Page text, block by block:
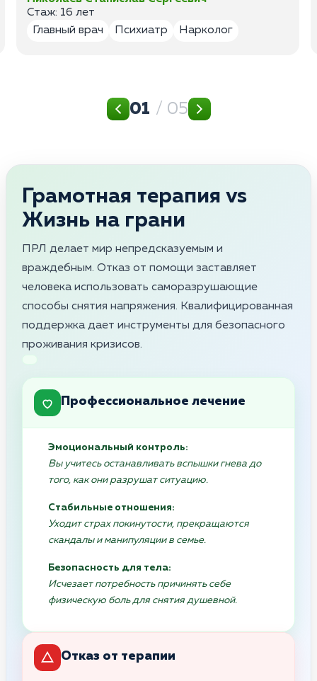
Стаж: 16 лет
Главный врач
Психиатр Нарколог
01 / 05
Грамотная терапия vs
Жизнь на грани
ПРЛ делает мир непредсказуемым и
враждебным. Отказ от помощи заставляет
человека использовать саморазрушающие
способы снятия напряжения. Квалифицированная
поддержка дает инструменты для безопасного
проживания кризисов.
Профессиональное лечение
Эмоциональный контроль:
Вы учитесь останавливать вспышки гнева до
того, как они разрушат ситуацию.
Стабильные отношения:
Уходит страх покинутости, прекращаются
скандалы и манипуляции в семье.
Безопасность для тела:
Исчезает потребность причинять себе
физическую боль для снятия душевной.
Отказ от терапии